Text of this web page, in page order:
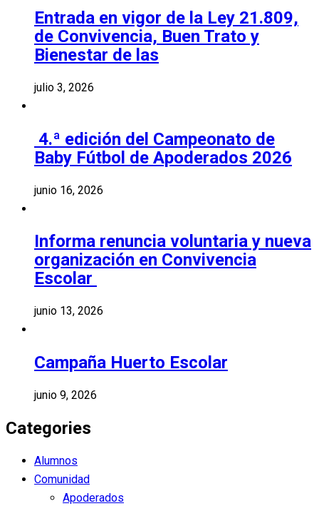
Entrada en vigor de la Ley 21.809,
de Convivencia, Buen Trato y
Bienestar de las
julio 3, 2026
4.ª edición del Campeonato de
Baby Fútbol de Apoderados 2026
junio 16, 2026
Informa renuncia voluntaria y nueva
organización en Convivencia
Escolar
junio 13, 2026
Campaña Huerto Escolar
junio 9, 2026
Categories
Alumnos
Comunidad
Apoderados